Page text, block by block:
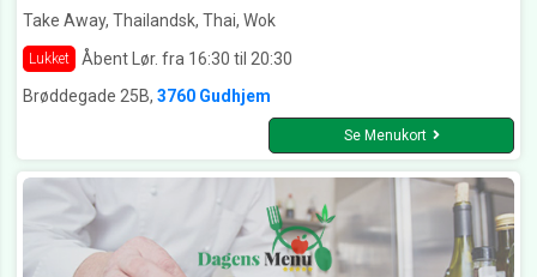
Take Away, Thailandsk, Thai, Wok
Lukket
Åbent Lør. fra 16:30 til 20:30
Brøddegade 25B, 3760 Gudhjem
Se Menukort